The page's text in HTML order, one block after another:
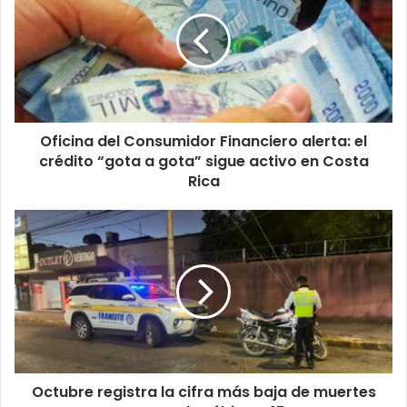
Consumidor
Financiero
alerta:
el
crédito
“gota
a
gota”
sigue
Costa
Rica
Oficina del Consumidor Financiero alerta: el
crédito “gota a gota” sigue activo en Costa
Rica
Octubre
registra
la
cifra
más
baja
muertes
en
carretera
Octubre registra la cifra más baja de muertes